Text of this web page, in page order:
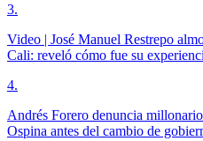
3.
Video | José Manuel Restrepo
Cali: reveló cómo fue su
4.
Andrés Forero denuncia
Ospina antes del cambio de